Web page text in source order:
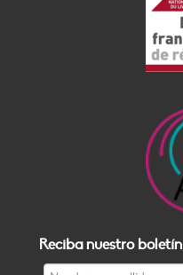
Reciba nuestro boletín